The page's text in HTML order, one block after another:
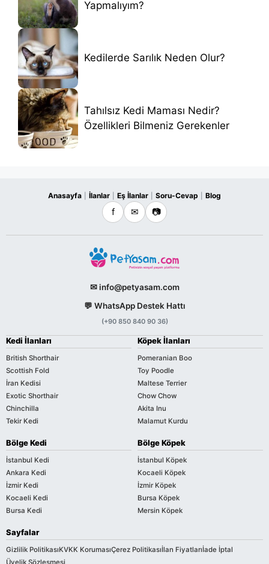
Yapmalıyım?
Kedilerde Sarılık Neden Olur?
Tahılsız Kedi Maması Nedir?
Özellikleri Bilmeniz Gerekenler
Anasayfa İlanlar Eş İlanlar Soru-Cevap Blog
f ✉ 📷
✉ info@petyasam.com
💬 WhatsApp Destek Hattı
(+90 850 840 90 36)
Kedi İlanları
British Shorthair
Scottish Fold
İran Kedisi
Exotic Shorthair
Chinchilla
Tekir Kedi
Köpek İlanları
Pomeranian Boo
Toy Poodle
Maltese Terrier
Chow Chow
Akita Inu
Malamut Kurdu
Bölge Kedi
İstanbul Kedi
Ankara Kedi
İzmir Kedi
Kocaeli Kedi
Bursa Kedi
Bölge Köpek
İstanbul Köpek
Kocaeli Köpek
İzmir Köpek
Bursa Köpek
Mersin Köpek
Sayfalar
Gizlilik PolitikasıKVKK KorumasıÇerez Politikasıİlan Fiyatlarıİade İptal